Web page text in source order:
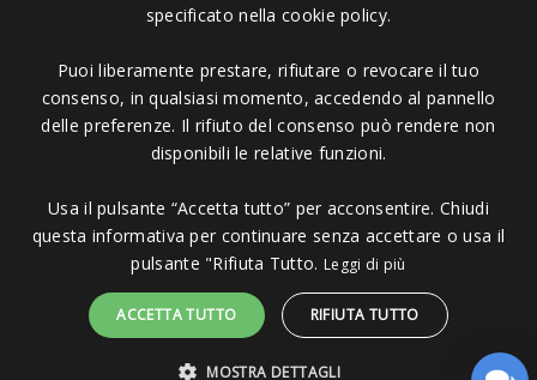
Copyright © 2006 - 2023 - Icarus Project sas
Massa MS - Tel 0585026137 - P.IVA 01151030457 - REA MS 117168
specificato nella cookie policy.
Puoi liberamente prestare, rifiutare o revocare il tuo
consenso, in qualsiasi momento, accedendo al pannello
delle preferenze. Il rifiuto del consenso può rendere non
disponibili le relative funzioni.
Usa il pulsante “Accetta tutto” per acconsentire. Chiudi
questa informativa per continuare senza accettare o usa il
pulsante "Rifiuta Tutto. Leggi di più
ACCETTA TUTTO RIFIUTA TUTTO
MOSTRA DETTAGLI